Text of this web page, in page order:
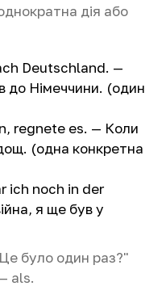
дія або
Deutschland. —
до Німеччини. (один
regnete es. — Коли
(одна конкретна
ich noch in der
я ще був у
було один раз?"
als.